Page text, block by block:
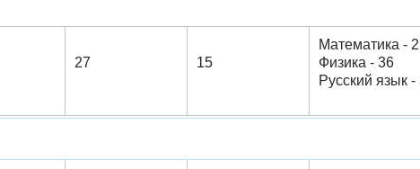
27 15
Математика -
Физика - 36
Русский язык -